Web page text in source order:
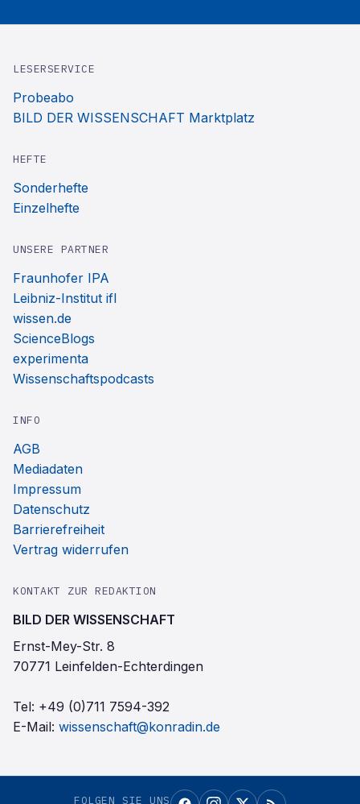
LESERSERVICE
Probeabo
BILD DER WISSENSCHAFT Marktplatz
HEFTE
Sonderhefte
Einzelhefte
UNSERE PARTNER
Fraunhofer IPA
Leibniz-Institut ifl
wissen.de
ScienceBlogs
experimenta
Wissenschaftspodcasts
INFO
AGB
Mediadaten
Impressum
Datenschutz
Barrierefreiheit
Vertrag widerrufen
KONTAKT ZUR REDAKTION
BILD DER WISSENSCHAFT
Ernst-Mey-Str. 8
70771 Leinfelden-Echterdingen
Tel: +49 (0)711 7594-392
E-Mail: wissenschaft@konradin.de
FOLGEN SIE UNS